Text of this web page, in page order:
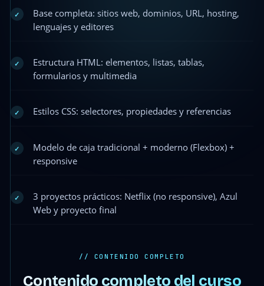
✓
Base completa: sitios web, dominios, URL, hosting,
lenguajes y editores
✓
Estructura HTML: elementos, listas, tablas,
formularios y multimedia
✓ Estilos CSS: selectores, propiedades y referencias
✓
Modelo de caja tradicional + moderno (Flexbox) +
responsive
✓
3 proyectos prácticos: Netflix (no responsive), Azul
Web y proyecto final
// CONTENIDO COMPLETO
Contenido completo del curso